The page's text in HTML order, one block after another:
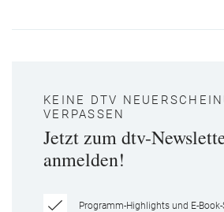
KEINE DTV
VERPASSEN
Jetzt zum dtv-
anmelden!
Programm-Highlights und E-